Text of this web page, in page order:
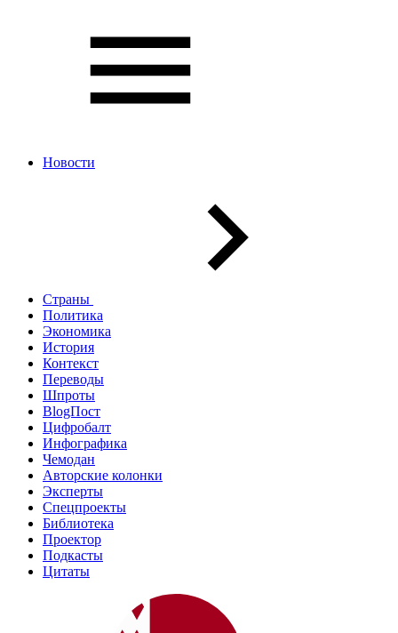
Новости
Страны
Политика
Экономика
История
Контекст
Переводы
Шпроты
BlogПост
Цифробалт
Инфографика
Чемодан
Авторские колонки
Эксперты
Спецпроекты
Библиотека
Проектор
Подкасты
Цитаты